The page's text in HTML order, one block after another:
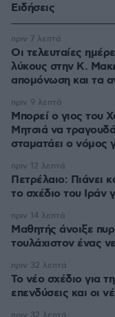
Ειδήσεις
Οι τελευταίες
λύκους στην Κ.
απομόνωση και τα
πριν 7 λεπτά
Μπορεί ο γιος του
Μητσιά να
σταματάει ο νόμος
πριν 9 λεπτά
Πετρέλαιο: Πιάνει
το σχέδιο του Ιράν
πριν 12 λεπτά
Μαθητής άνοιξε
τουλάχιστον ένας
πριν 14 λεπτά
Το νέο σχέδιο για
επενδύσεις και οι
πριν 32 λεπτά